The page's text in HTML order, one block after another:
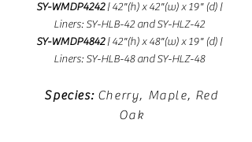
SY-WMDP4242| 42"(h) x 42"(w) x 19" (d) |
Liners: SY-HLB-42 and SY-HLZ-42
SY-WMDP4842| 42"(h) x 48"(w) x 19" (d) |
Liners: SY-HLB-48 and SY-HLZ-48
Species:Cherry, Maple, Red
Oak